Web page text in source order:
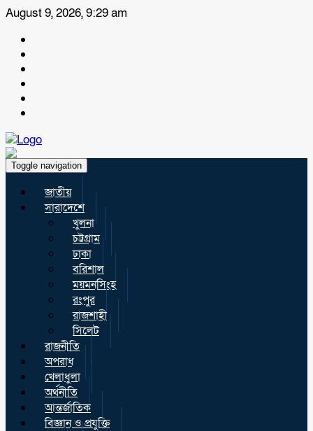
August 9, 2026, 9:29 am
Toggle navigation
জাতীয়
সারাদেশে
খুলনা
চট্টগ্রাম
ঢাকা
বরিশাল
ময়মনসিংহ
রংপুর
রাজশাহী
সিলেট
রাজনীতি
অপরাধ
খেলাধুলা
অর্থনীতি
আন্তর্জাতিক
বিজ্ঞান ও প্রযুক্তি